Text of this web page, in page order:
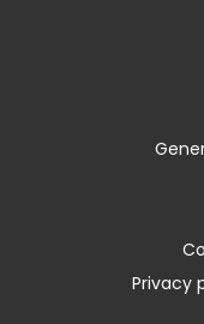
Privacy